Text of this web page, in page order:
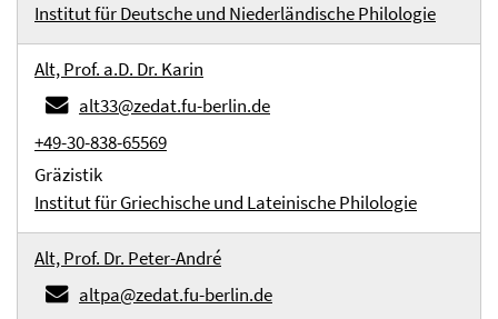
Institut für Deutsche und Niederländische Philologie
Alt, Prof. a.D. Dr. Karin
alt33@zedat.fu-berlin.de
+49-30-838-65569
Gräzistik
Institut für Griechische und Lateinische Philologie
Alt, Prof. Dr. Peter-André
altpa@zedat.fu-berlin.de